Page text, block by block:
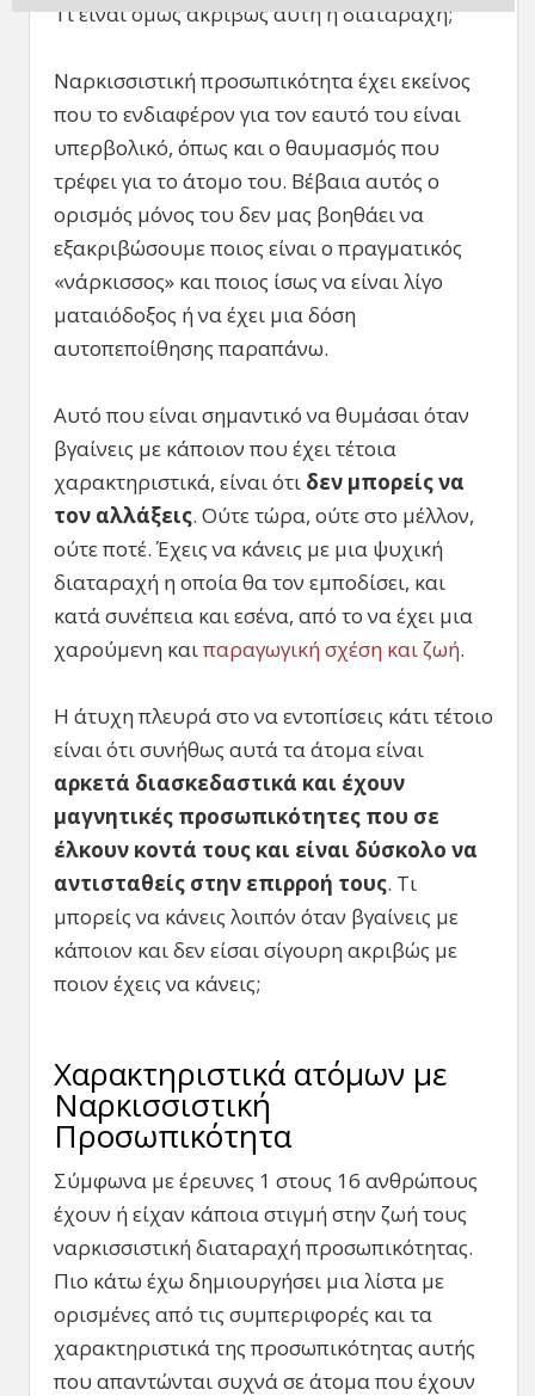
Τι είναι όμως ακριβώς αυτή η διαταραχή;
Ναρκισσιστική προσωπικότητα έχει εκείνος
που το ενδιαφέρον για τον εαυτό του είναι
υπερβολικό, όπως και ο θαυμασμός που
τρέφει για το άτομο του. Βέβαια αυτός ο
ορισμός μόνος του δεν μας βοηθάει να
εξακριβώσουμε ποιος είναι ο πραγματικός
«νάρκισσος» και ποιος ίσως να είναι λίγο
ματαιόδοξος ή να έχει μια δόση
αυτοπεποίθησης παραπάνω.
Αυτό που είναι σημαντικό να θυμάσαι όταν
βγαίνεις με κάποιον που έχει τέτοια
χαρακτηριστικά, είναι ότι δεν μπορείς να
τον αλλάξεις. Ούτε τώρα, ούτε στο μέλλον,
ούτε ποτέ. Έχεις να κάνεις με μια ψυχική
διαταραχή η οποία θα τον εμποδίσει, και
κατά συνέπεια και εσένα, από το να έχει μια
χαρούμενη καιπαραγωγική σχέση και ζωή.
Η άτυχη πλευρά στο να εντοπίσεις κάτι τέτοιο
είναι ότι συνήθως αυτά τα άτομα είναι
αρκετά διασκεδαστικά και έχουν
μαγνητικές προσωπικότητες που σε
έλκουν κοντά τους και είναι δύσκολο να
αντισταθείς στην επιρροή τους. Τι
μπορείς να κάνεις λοιπόν όταν βγαίνεις με
κάποιον και δεν είσαι σίγουρη ακριβώς με
ποιον έχεις να κάνεις;
Χαρακτηριστικά ατόμων με
Ναρκισσιστική
Προσωπικότητα
Σύμφωνα με έρευνες 1 στους 16 ανθρώπους
έχουν ή είχαν κάποια στιγμή στην ζωή τους
ναρκισσιστική διαταραχή προσωπικότητας.
Πιο κάτω έχω δημιουργήσει μια λίστα με
ορισμένες από τις συμπεριφορές και τα
χαρακτηριστικά της προσωπικότητας αυτής
που απαντώνται συχνά σε άτομα που έχουν